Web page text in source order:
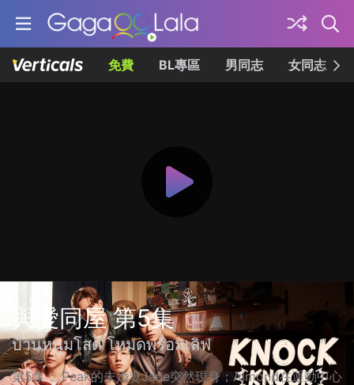
免費 BL專區 男同志 女同志
與愛同屋 第5集
บ้านหนุ่มโสด โหมดพร้อมเลิฟ
第5集： Peak的未婚妻Jane突然現身；Almond在運動中心